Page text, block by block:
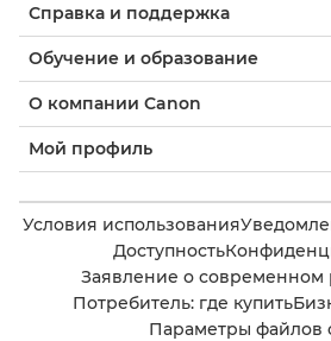
Справка и поддержка
Обучение и образование
О компании Canon
Мой профиль
Условия использования
Доступность
Заявление о современном
Потребитель: где купить
Параметры файлов